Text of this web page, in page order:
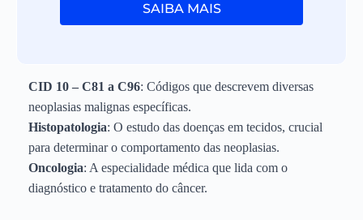
SAIBA MAIS
CID 10 – C81 a C96: Códigos que descrevem diversas
neoplasias malignas específicas.
Histopatologia: O estudo das doenças em tecidos, crucial
para determinar o comportamento das neoplasias.
Oncologia: A especialidade médica que lida com o
diagnóstico e tratamento do câncer.